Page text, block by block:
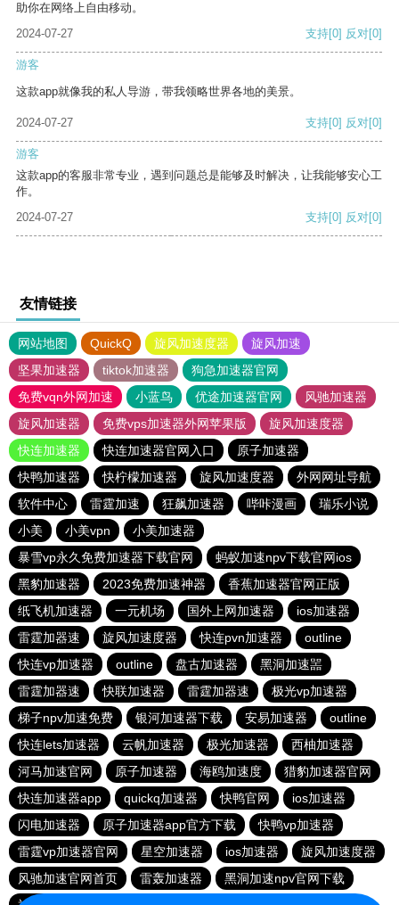
助你在网络上自由移动。
2024-07-27
支持[0] 反对[0]
游客
这款app就像我的私人导游，带我领略世界各地的美景。
2024-07-27 支持[0] 反对[0]
游客
这款app的客服非常专业，遇到问题总是能够及时解决，让我能够安心工
作。
2024-07-27
支持[0] 反对[0]
友情链接
网站地图 QuickQ 旋风加速度器
旋风加速
坚果加速器
tiktok加速器
狗急加速器官网
免费vqn外网加速
小蓝鸟 优途加速器官网
风驰加速器
旋风加速器
免费vps加速器外网苹果版
旋风加速度器
快连加速器
快连加速器官网入口
原子加速器
快鸭加速器
快柠檬加速器 旋风加速度器
外网网址导航
软件中心
雷霆加速 狂飙加速器 哔咔漫画
瑞乐小说
小美
小美vpn
小美加速器
暴雪vp永久免费加速器下载官网
蚂蚁加速npv下载官网ios
黑豹加速器
2023免费加速神器
香蕉加速器官网正版
纸飞机加速器
一元机场 国外上网加速器
ios加速器
雷霆加器速
旋风加速度器 快连pvn加速器
outline
快连vp加速器
outline 盘古加速器
黑洞加速噐
雷霆加器速
快联加速器 雷霆加器速
极光vp加速器
梯子npv加速免费
银河加速器下载 安易加速器
outline
快连lets加速器
云帆加速器 极光加速器
西柚加速器
河马加速官网
原子加速器 海鸥加速度
猎豹加速器官网
快连加速器app
quickq加速器 快鸭官网
ios加速器
闪电加速器
原子加速器app官方下载
快鸭vp加速器
雷霆vp加速器官网
星空加速器 ios加速器
旋风加速度器
风驰加速官网首页
雷轰加速器
黑洞加速npv官网下载